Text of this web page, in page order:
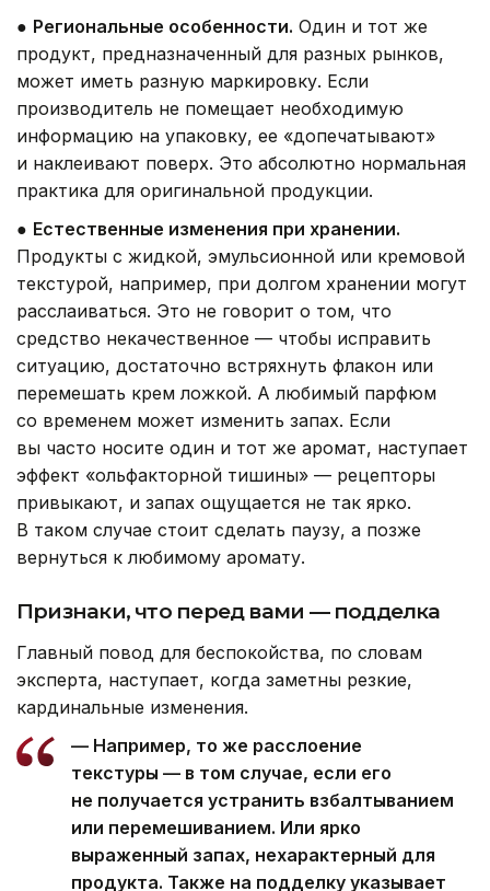
● Региональные особенности. Один и тот же
продукт, предназначенный для разных рынков,
может иметь разную маркировку. Если
производитель не помещает необходимую
информацию на упаковку, ее «допечатывают»
и наклеивают поверх. Это абсолютно нормальная
практика для оригинальной продукции.
● Естественные изменения при хранении.
Продукты с жидкой, эмульсионной или кремовой
текстурой, например, при долгом хранении могут
расслаиваться. Это не говорит о том, что
средство некачественное — чтобы исправить
ситуацию, достаточно встряхнуть флакон или
перемешать крем ложкой. А любимый парфюм
со временем может изменить запах. Если
вы часто носите один и тот же аромат, наступает
эффект «ольфакторной тишины» — рецепторы
привыкают, и запах ощущается не так ярко.
В таком случае стоит сделать паузу, а позже
вернуться к любимому аромату.
Признаки, что перед вами — подделка
Главный повод для беспокойства, по словам
эксперта, наступает, когда заметны резкие,
кардинальные изменения.
— Например, то же расслоение
текстуры — в том случае, если его
не получается устранить взбалтыванием
или перемешиванием. Или ярко
выраженный запах, нехарактерный для
продукта. Также на подделку указывает